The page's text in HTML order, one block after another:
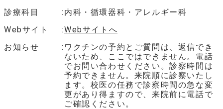
診療科目
内科・循環器科・アレルギー科
Webサイト
Webサイトへ
お知らせ
ワクチンの予約とご質問は、返信でき
ないため、ここではできません。電話
でお問い合わせください。診察時間は
予約できません。来院順に診察いたし
ます。校医の任務で診察時間の急な変
更があり得ますので、来院前に電話で
ご確認ください。